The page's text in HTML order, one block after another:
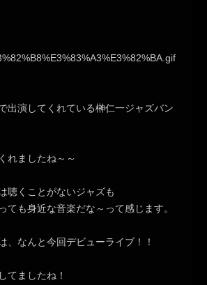
出演してくれている榊仁一ジャズバン
れましたね～～
聴くことがないジャズも
ても身近な音楽だな～って感じます。
、なんと今回デビューライブ！！
てましたね！